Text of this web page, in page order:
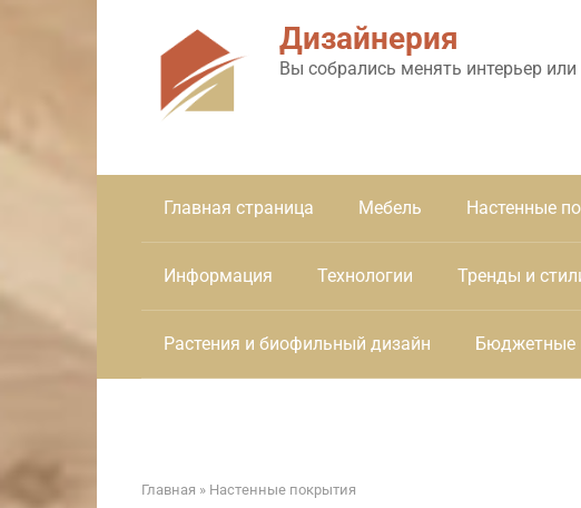
Дизайнерия
Вы собрались менять интерьер
Главная страница Мебель Настенные
Информация Технологии Тренды и
Растения и биофильный дизайн Бюджетные
Главная » Настенные покрытия